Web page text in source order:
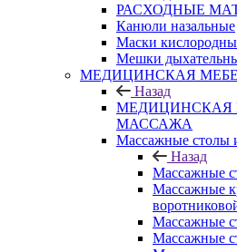
РАСХОДНЫЕ
Канюли назальные
Маски
Мешки
МЕДИЦИНСКАЯ
Назад
МЕДИЦИНСКАЯ
МАССАЖА
Массажные столы
Назад
Массажные
Массажные
Массажные
Массажные